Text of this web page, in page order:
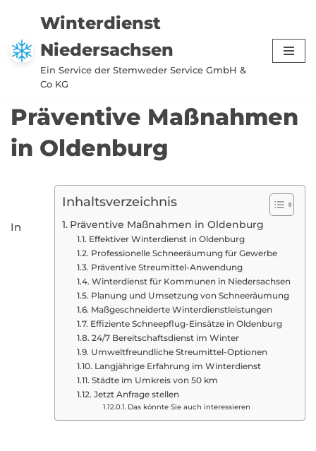
Zum
Inhalt
springen
Winterdienst
Niedersachsen
Ein Service der Stemweder Service GmbH &
Co KG
Präventive Maßnahmen
in Oldenburg
Inhaltsverzeichnis
Präventive Maßnahmen in Oldenburg
Effektiver Winterdienst in Oldenburg
Professionelle Schneeräumung für Gewerbe
Präventive Streumittel-Anwendung
Winterdienst für Kommunen in Niedersachsen
Planung und Umsetzung von Schneeräumung
Maßgeschneiderte Winterdienstleistungen
Effiziente Schneepflug-Einsätze in Oldenburg
24/7 Bereitschaftsdienst im Winter
Umweltfreundliche Streumittel-Optionen
Langjährige Erfahrung im Winterdienst
Städte im Umkreis von 50 km
Jetzt Anfrage stellen
Das könnte Sie auch interessieren
In